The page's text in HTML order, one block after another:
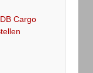
Cargo